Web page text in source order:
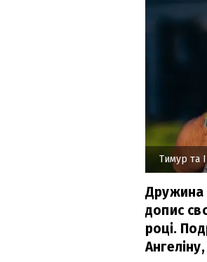
Тимур та
Дружина
допис
році.